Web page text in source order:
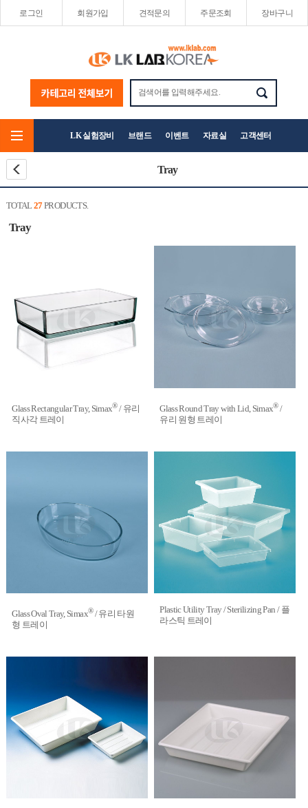
로그인 회원가입 견적문의 주문조회 장바구니
LK 실험장비 브랜드 이벤트 자료실 고객센터
Tray
TOTAL27PRODUCTS.
Tray
Glass Rectangular Tray, Simax®/ 유리
직사각 트레이
Glass Round Tray with Lid, Simax®/
유리 원형 트레이
Glass Oval Tray, Simax®/ 유리 타원
형 트레이
Plastic Utility Tray / Sterilizing Pan / 플
라스틱 트레이